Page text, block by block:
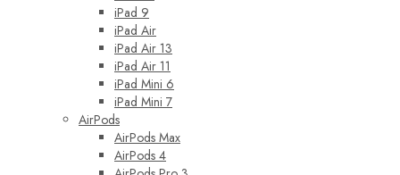
iPad 9
iPad Air
iPad Air 13
iPad Air 11
iPad Mini 6
iPad Mini 7
AirPods
AirPods Max
AirPods 4